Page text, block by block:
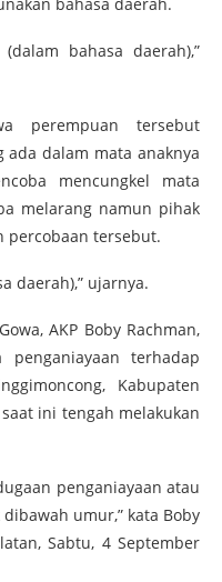
bahasa daerah),”
perempuan tersebut
ada dalam mata anaknya
mencungkel mata
melarang namun pihak
percobaan tersebut.
daerah),” ujarnya.
AKP Boby Rachman,
penganiayaan terhadap
Kabupaten
ini tengah melakukan
penganiayaan atau
umur,” kata Boby
Sabtu, 4 September